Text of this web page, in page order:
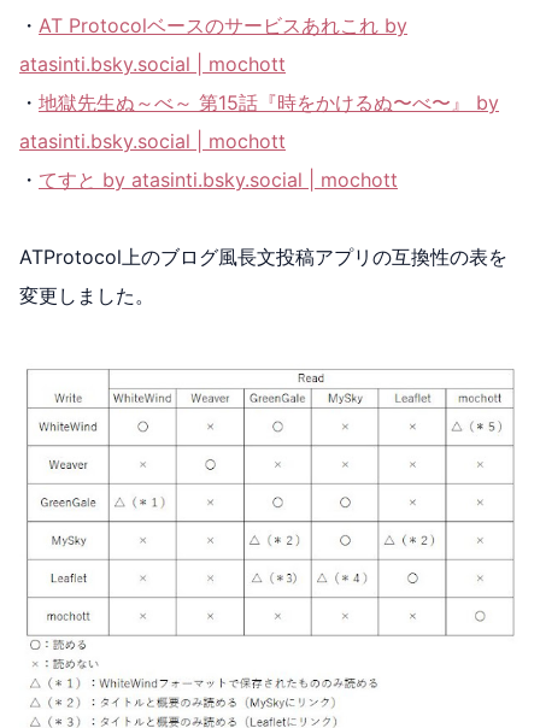
・ AT Protocolベースのサービスあれこれ by
atasinti.bsky.social | mochott
・ 地獄先生ぬ～べ～ 第15話『時をかけるぬ〜べ〜』 by
atasinti.bsky.social | mochott
・ てすと by atasinti.bsky.social | mochott
ATProtocol上のブログ風長文投稿アプリの互換性の表を
変更しました。